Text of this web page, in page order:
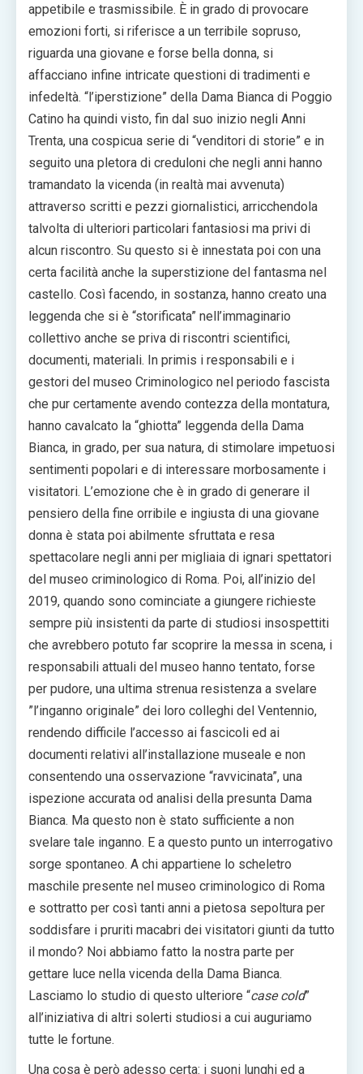
appetibile e trasmissibile. È in grado di provocare
emozioni forti, si riferisce a un terribile sopruso,
riguarda una giovane e forse bella donna, si
affacciano infine intricate questioni di tradimenti e
infedeltà. “l’iperstizione” della Dama Bianca di Poggio
Catino ha quindi visto, fin dal suo inizio negli Anni
Trenta, una cospicua serie di “venditori di storie” e in
seguito una pletora di creduloni che negli anni hanno
tramandato la vicenda (in realtà mai avvenuta)
attraverso scritti e pezzi giornalistici, arricchendola
talvolta di ulteriori particolari fantasiosi ma privi di
alcun riscontro. Su questo si è innestata poi con una
certa facilità anche la superstizione del fantasma nel
castello. Così facendo, in sostanza, hanno creato una
leggenda che si è “storificata” nell’immaginario
collettivo anche se priva di riscontri scientifici,
documenti, materiali. In primis i responsabili e i
gestori del museo Criminologico nel periodo fascista
che pur certamente avendo contezza della montatura,
hanno cavalcato la “ghiotta” leggenda della Dama
Bianca, in grado, per sua natura, di stimolare impetuosi
sentimenti popolari e di interessare morbosamente i
visitatori. L’emozione che è in grado di generare il
pensiero della fine orribile e ingiusta di una giovane
donna è stata poi abilmente sfruttata e resa
spettacolare negli anni per migliaia di ignari spettatori
del museo criminologico di Roma. Poi, all’inizio del
2019, quando sono cominciate a giungere richieste
sempre più insistenti da parte di studiosi insospettiti
che avrebbero potuto far scoprire la messa in scena, i
responsabili attuali del museo hanno tentato, forse
per pudore, una ultima strenua resistenza a svelare
”l’inganno originale” dei loro colleghi del Ventennio,
rendendo difficile l’accesso ai fascicoli ed ai
documenti relativi all’installazione museale e non
consentendo una osservazione “ravvicinata”, una
ispezione accurata od analisi della presunta Dama
Bianca. Ma questo non è stato sufficiente a non
svelare tale inganno. E a questo punto un interrogativo
sorge spontaneo. A chi appartiene lo scheletro
maschile presente nel museo criminologico di Roma
e sottratto per così tanti anni a pietosa sepoltura per
soddisfare i pruriti macabri dei visitatori giunti da tutto
il mondo? Noi abbiamo fatto la nostra parte per
gettare luce nella vicenda della Dama Bianca.
Lasciamo lo studio di questo ulteriore “case cold”
all’iniziativa di altri solerti studiosi a cui auguriamo
tutte le fortune.
Una cosa è però adesso certa: i suoni lunghi ed a